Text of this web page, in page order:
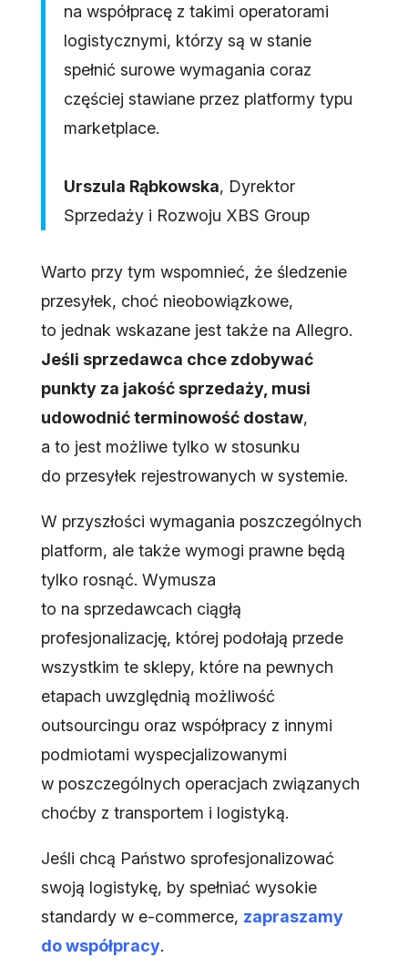
na współpracę z takimi operatorami
logistycznymi, którzy są w stanie
spełnić surowe wymagania coraz
częściej stawiane przez platformy typu
marketplace.
Urszula Rąbkowska, Dyrektor
Sprzedaży i Rozwoju XBS Group
Warto przy tym wspomnieć, że śledzenie
przesyłek, choć nieobowiązkowe,
to jednak wskazane jest także na Allegro.
Jeśli sprzedawca chce zdobywać
punkty za jakość sprzedaży, musi
udowodnić terminowość dostaw,
a to jest możliwe tylko w stosunku
do przesyłek rejestrowanych w systemie.
W przyszłości wymagania poszczególnych
platform, ale także wymogi prawne będą
tylko rosnąć. Wymusza
to na sprzedawcach ciągłą
profesjonalizację, której podołają przede
wszystkim te sklepy, które na pewnych
etapach uwzględnią możliwość
outsourcingu oraz współpracy z innymi
podmiotami wyspecjalizowanymi
w poszczególnych operacjach związanych
choćby z transportem i logistyką.
Jeśli chcą Państwo sprofesjonalizować
swoją logistykę, by spełniać wysokie
standardy w e-commerce, zapraszamy
do współpracy.